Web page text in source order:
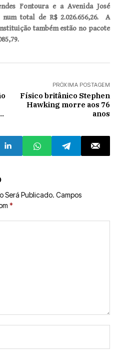
Fontoura e a Avenida José
total de R$ 2.026.656,26. A
também estão no pacote
PRÓXIMA POSTAGEM
Físico britânico Stephen
Hawking morre aos 76
anos
Será Publicado. Campos
*